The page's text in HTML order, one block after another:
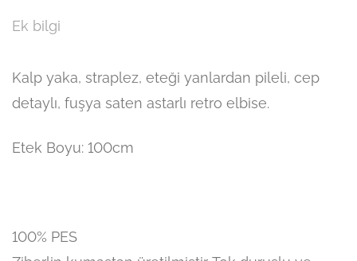
Ek bilgi
Kalp yaka, straplez, eteği yanlardan pileli, cep
detaylı, fuşya saten astarlı retro elbise.
Etek Boyu: 100cm
100% PES